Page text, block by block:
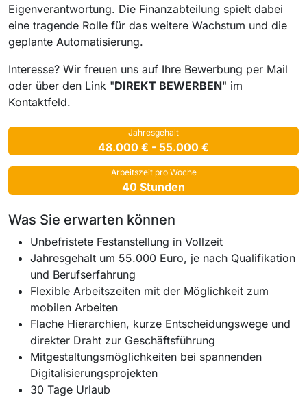
Eigenverantwortung. Die Finanzabteilung spielt dabei
eine tragende Rolle für das weitere Wachstum und die
geplante Automatisierung.
Interesse? Wir freuen uns auf Ihre Bewerbung per Mail
oder über den Link "DIREKT BEWERBEN" im
Kontaktfeld.
Jahresgehalt
48.000 € - 55.000 €
Arbeitszeit pro Woche
40 Stunden
Was Sie erwarten können
Unbefristete Festanstellung in Vollzeit
Jahresgehalt um 55.000 Euro, je nach Qualifikation
und Berufserfahrung
Flexible Arbeitszeiten mit der Möglichkeit zum
mobilen Arbeiten
Flache Hierarchien, kurze Entscheidungswege und
direkter Draht zur Geschäftsführung
Mitgestaltungsmöglichkeiten bei spannenden
Digitalisierungsprojekten
30 Tage Urlaub